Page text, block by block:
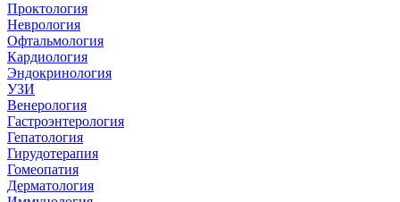
Проктология
Неврология
Офтальмология
Кардиология
Эндокринология
УЗИ
Венерология
Гастроэнтерология
Гепатология
Гирудотерапия
Гомеопатия
Дерматология